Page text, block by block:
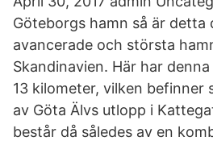
Göteborgs hamn så är detta
avancerade och största
Skandinavien. Här har
13 kilometer, vilken befinner
av Göta Älvs utlopp i
består då således av en